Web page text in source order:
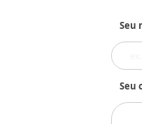
Seu
Seu